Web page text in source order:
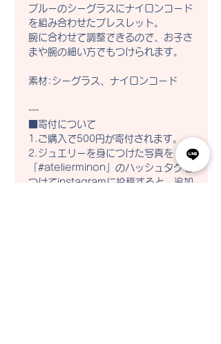
ブルーのシーグラスにナイロンコード
を組み合わせたブレスレット。
腕に合わせて調整できるので、お子さ
まや腕の細い方でもつけられます。
素材:シーグラス、ナイロンコード
---
■寄付について
1.ご購入で500円が寄付されます。
2.ジュエリーを身につけた写真を
「#atelierminon」のハッシュタグを
つけてinstagramに投稿すると、追加